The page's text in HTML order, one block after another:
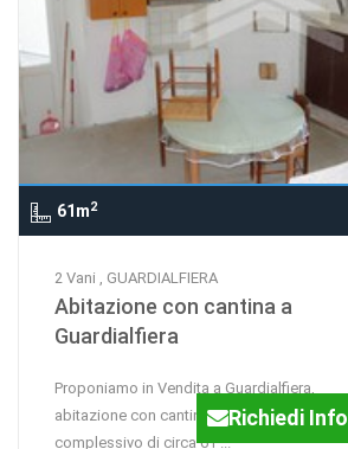
61m2
2 Vani , GUARDIALFIERA
Abitazione con cantina a
Guardialfiera
Proponiamo in Vendita a Guardialfiera,
abitazione con cantina per un totale
complessivo di circa 61 ...
Richiedi Info